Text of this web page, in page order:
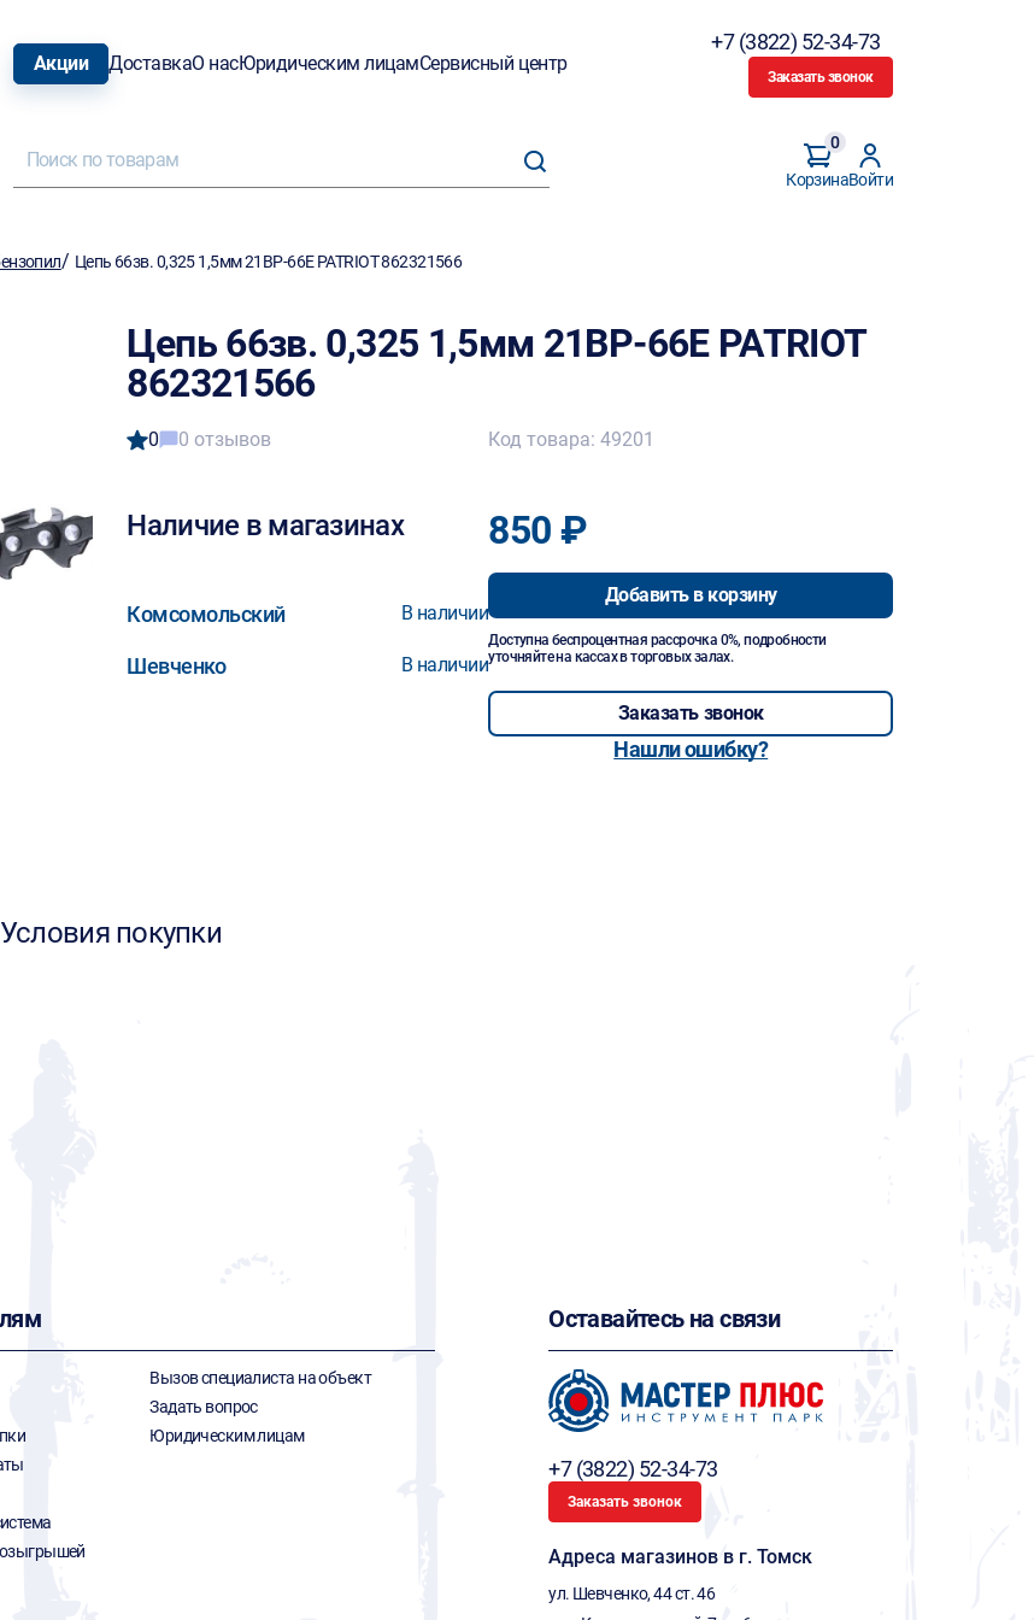
Акции ДоставкаО насЮридическим лицамСервисный центр
+7 (3822) 52-34-73
Заказать звонок
Корзина
0
Войти
/ Цепь 66зв. 0,325 1,5мм 21BP-66E PATRIOT 862321566
Цепь 66зв. 0,325 1,5мм 21BP-66E PATRIOT
862321566
0 0 отзывов
Наличие в магазинах
Комсомольский В наличии
Шевченко В наличии
Код товара: 49201
850 ₽
Добавить в корзину
Доступна беспроцентная рассрочка 0%, подробности
уточняйте на кассах в торговых залах.
Заказать звонок
Нашли ошибку?
Условия покупки
Вызов специалиста на объект
Задать вопрос
Юридическим лицам
Оставайтесь на связи
+7 (3822) 52-34-73
Заказать звонок
Адреса магазинов в г. Томск
ул. Шевченко, 44 ст. 46